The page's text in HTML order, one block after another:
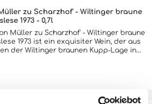
zu Scharzhof' - Wiltinger braune
Kupp Riesling Auslese 1973 - 0,7l
Müller zu Scharzhof' - Wiltinger braune
1973 ist ein exquisiter Wein, der aus
der Wiltinger braunen Kupp-Lage in
komplexe Aromatik aufweist. Der